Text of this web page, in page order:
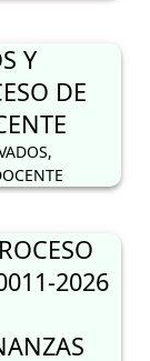
Y
DE
2026